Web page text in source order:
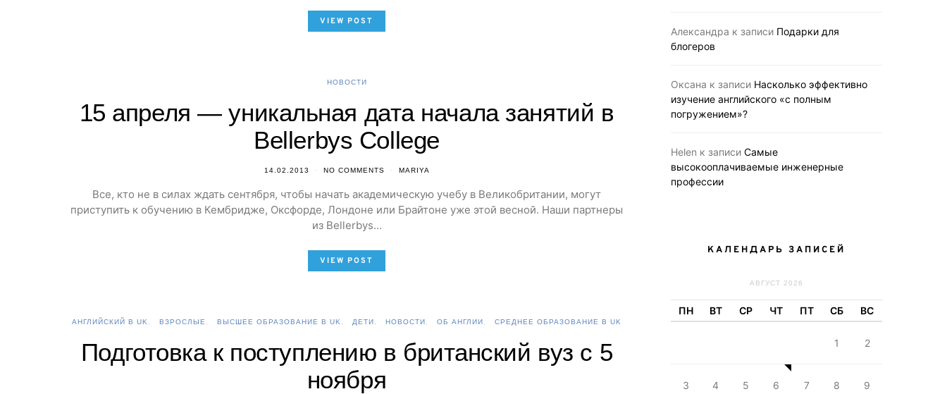
VIEW POST
НОВОСТИ
15 апреля — уникальная дата начала занятий в
Bellerbys College
14.02.2013 NO COMMENTS MARIYA
Все, кто не в силах ждать сентября, чтобы начать академическую учебу в Великобритании, могут
приступить к обучению в Кембридже, Оксфорде, Лондоне или Брайтоне уже этой весной. Наши партнеры
из Bellerbys…
VIEW POST
АНГЛИЙСКИЙ В UK ВЗРОСЛЫЕ ВЫСШЕЕ ОБРАЗОВАНИЕ В UK ДЕТИ НОВОСТИ ОБ АНГЛИИ СРЕДНЕЕ ОБРАЗОВАНИЕ В UK
Подготовка к поступлению в британский вуз с 5
ноября
Александра к записи Подарки для
блогеров
Оксана к записи Насколько эффективно
изучение английского «с полным
погружением»?
Helen к записи Самые
высокооплачиваемые инженерные
профессии
КАЛЕНДАРЬ ЗАПИСЕЙ
АВГУСТ 2026
ПН ВТ СР ЧТ ПТ СБ ВС
1 2
3 4 5 6 7 8 9